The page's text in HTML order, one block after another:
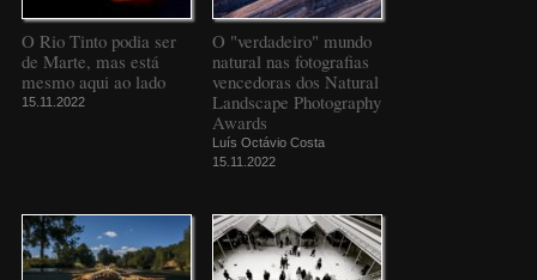
O Rio Tinto podia ser
de Marte, mas está
mesmo aqui ao lado
15.11.2022
O "verdadeiro" mundo
natural nas fotografias
vencedoras dos Natural
Landscape Photography
Awards
Luís Octávio Costa
15.11.2022